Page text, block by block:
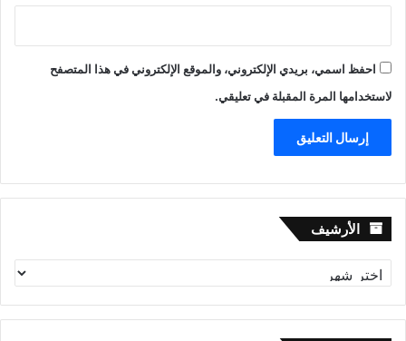
احفظ اسمي، بريدي الإلكتروني، والموقع الإلكتروني في هذا المتصفح
لاستخدامها المرة المقبلة في تعليقي.
الأرشيف الأرشيف